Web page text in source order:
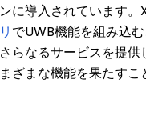
に導入されています
でUWB機能を組み込
らなるサービスを提
ざまな機能を果たすこ